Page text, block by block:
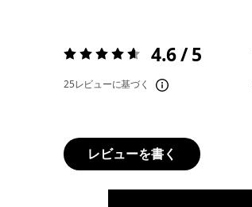
評価:4.6 / 5 4.6 / 5
25レビューに基づく
レビューを書く